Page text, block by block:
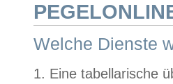
Welche Dienste
1. Eine tabellarische